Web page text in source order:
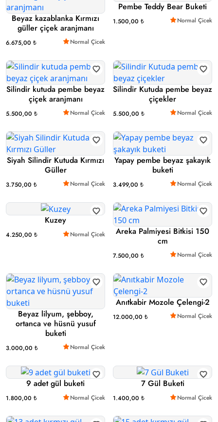
Beyaz kazablanka Kırmızı
güller çiçek aranjmanı
6.675,00 ₺ Normal Çicek
Pembe Teddy Bear Buketi
1.500,00 ₺ Normal Çicek
Silindir kutuda pembe beyaz
çiçek aranjmanı
5.500,00 ₺ Normal Çicek
Silindir Kutuda pembe beyaz
çiçekler
5.500,00 ₺ Normal Çicek
Siyah Silindir Kutuda Kırmızı
Güller
3.750,00 ₺ Normal Çicek
Yapay pembe beyaz şakayık
buketi
3.499,00 ₺ Normal Çicek
Kuzey
4.250,00 ₺ Normal Çicek
Areka Palmiyesi Bitkisi 150
cm
7.500,00 ₺ Normal Çicek
Beyaz lilyum, şebboy,
ortanca ve hüsnü yusuf
buketi
3.000,00 ₺ Normal Çicek
Anıtkabir Mozole Çelengi-2
12.000,00 ₺ Normal Çicek
9 adet gül buketi
1.800,00 ₺ Normal Çicek
7 Gül Buketi
1.400,00 ₺ Normal Çicek